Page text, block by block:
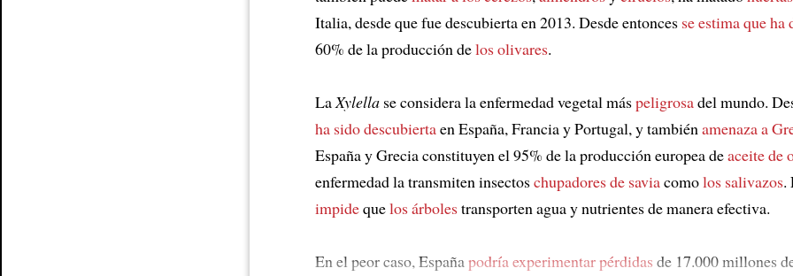
Italia, desde que fue descubierta en 2013. Desde entonces se estima que ha
60% de la producción delos olivares.
LaXylella se considera la enfermedad vegetal máspeligrosadel mundo.
ha sido descubiertaen España, Francia y Portugal, y tambiénamenaza a
España y Grecia constituyen el 95% de la producción europea deaceite de
enfermedad la transmiten insectoschupadores de saviacomolos salivazos.
impidequelos árbolestransporten agua y nutrientes de manera efectiva.
En el peor caso, Españapodría experimentar pérdidas de 17.000 millones